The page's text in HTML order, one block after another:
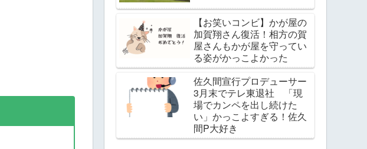
【お笑いコンビ】かが屋の
加賀翔さん復活！相方の賀
屋さんもかが屋を守ってい
る姿がかっこよかった
佐久間宣行プロデューサー
3月末でテレ東退社 「現
場でカンペを出し続けた
い」かっこよすぎる！佐久
間P大好き